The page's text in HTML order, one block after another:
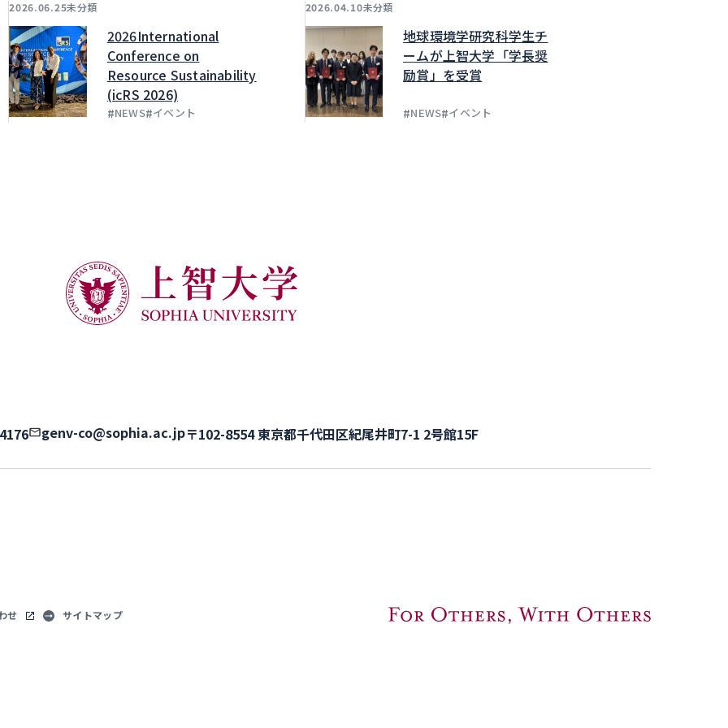
2026.06.25未分類
2026International
Conference on
Resource Sustainability
(icRS 2026)
#NEWS#イベント
2026.04.10未分類
地球環境学研究科学生チ
ームが上智大学「学長奨
励賞」を受賞
#NEWS#イベント
genv-co@sophia.ac.jp〒102-8554 東京都千代田区紀尾井町7-1 2号館15F
せ サイトマップ